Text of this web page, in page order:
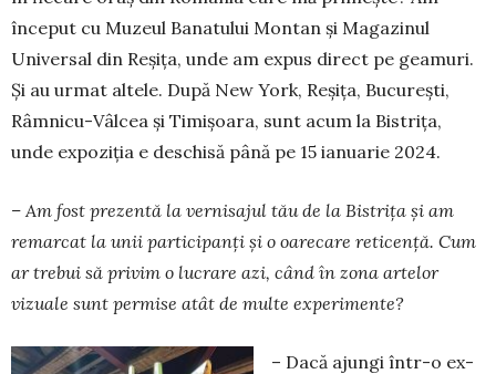
început cu Muzeul Bana­tu­lui Montan și Ma­ga­zinul
Univer­sal din Reși­ța, unde am expus direct pe geamuri.
Și au urmat altele. După New York, Reșița, București,
Râmnicu-Vâlcea și Timi­șoa­ra, sunt acum la Bistri­ța,
unde expoziția e deschisă până pe 15 ianuarie 2024.
– Am fost prezentă la ver­nisajul tău de la Bis­tri­ța și am
remarcat la unii par­ti­cipanți și o oare­care reti­cen­ță. Cum
ar trebui să pri­vim o lucrare azi, când în zona artelor
vizuale sunt per­mise atât de multe expe­rimente?
– Dacă ajungi într-o ex­